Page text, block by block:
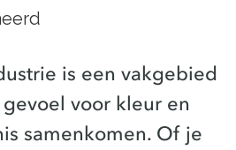
is een vakgebied
voor kleur en
samenkomen. Of je